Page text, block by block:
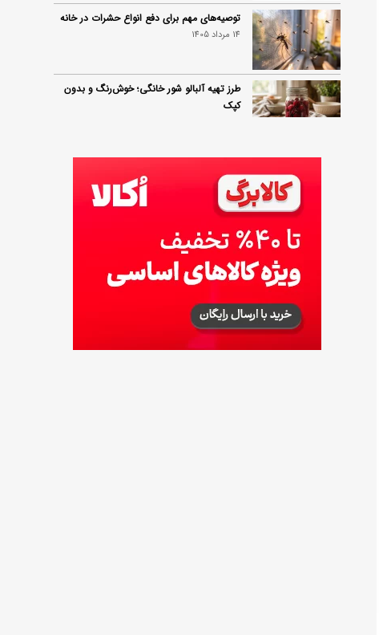
توصیه‌های مهم برای دفع انواع حشرات در خانه
14 مرداد 1405
طرز تهیه آلبالو شور خانگی؛ خوش‌رنگ و بدون
کپک
طرز تهیه پنکیک با شیره انگور؛ صبحانه‌ای سالم و
انرژی‌بخش
14 مرداد 1405
۳۵ لیست غذاهای جدید و متفاوت؛ برای ناهار و
مهمانی
14 مرداد 1405
طرز تهیه پش ملبا (پیچ ملبا)؛ دسر کلاسیک هلو
و بستنی
13 مرداد 1405